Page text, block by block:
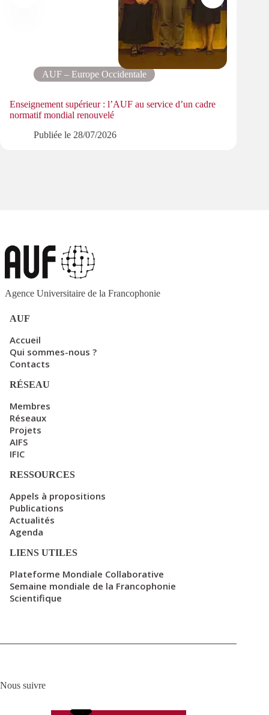
AUF – Europe Occidentale
Enseignement supérieur : l’AUF au service d’un cadre
normatif mondial renouvelé
Publiée le 28/07/2026
Agence Universitaire de la Francophonie
AUF
Accueil
Qui sommes-nous ?
Contacts
RÉSEAU
Membres
Réseaux
Projets
AIFS
IFIC
RESSOURCES
Appels à propositions
Publications
Actualités
Agenda
LIENS UTILES
Plateforme Mondiale Collaborative
Semaine mondiale de la Francophonie
Scientifique
Nous suivre